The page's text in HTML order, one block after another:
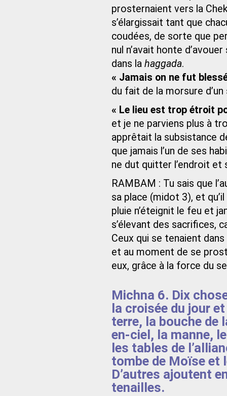
prosternaient vers la
s’élargissait tant que
coudées, de sorte que
nul n’avait honte
dans la haggada.
« Jamais on ne fut
du fait de la morsure
« Le lieu est trop étroit
et je ne parviens plus à
apprêtait la subsistance
que jamais l’un de ses
ne dut quitter l’endroit et
RAMBAM : Tu sais que
sa place (midot 3), et
pluie n’éteignit le feu et
s’élevant des sacrifices,
Ceux qui se tenaient
et au moment de se
eux, grâce à la force du
Michna 6. Dix
la croisée du jour
terre, la bouche de
en-ciel, la manne,
les tables de
tombe de Moïse et
D’autres ajoutent
tenailles.